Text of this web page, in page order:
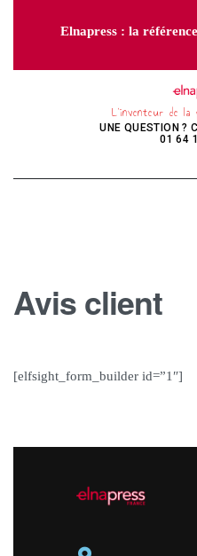
Elnapress : la
L’inventeur de
UNE QUESTION ?
01 64
Avis client
[elfsight_form_builder id=”1″]